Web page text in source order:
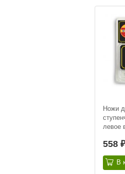
Ножи
левое
558 ₽
В